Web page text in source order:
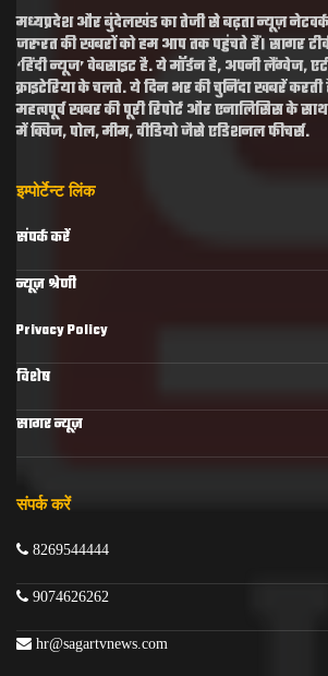
मध्यप्रदेश और बुंदेलखंड का तेजी से बढ़ता न्यूज़
जरुरत की खबरों को हम आप तक पहुंचते हैं। सागर
‘हिंदी न्यूज’ वेबसाइट है. ये मॉर्डन है, अपनी लैंग्वेज,
क्राइटेरिया के चलते. ये दिन भर की चुनिंदा खबरें
महत्वपूर्व खबर की पूरी रिपोर्ट और एनालिसिस के
में क्विज, पोल, मीम, वीडियो जैसे एडिशनल फीचर्स.
इम्पोर्टेन्ट लिंक
संपर्क करें
न्यूज़ श्रेणी
Privacy Policy
विशेष
सागर न्यूज़
संपर्क करें
8269544444
9074626262
hr@sagartvnews.com